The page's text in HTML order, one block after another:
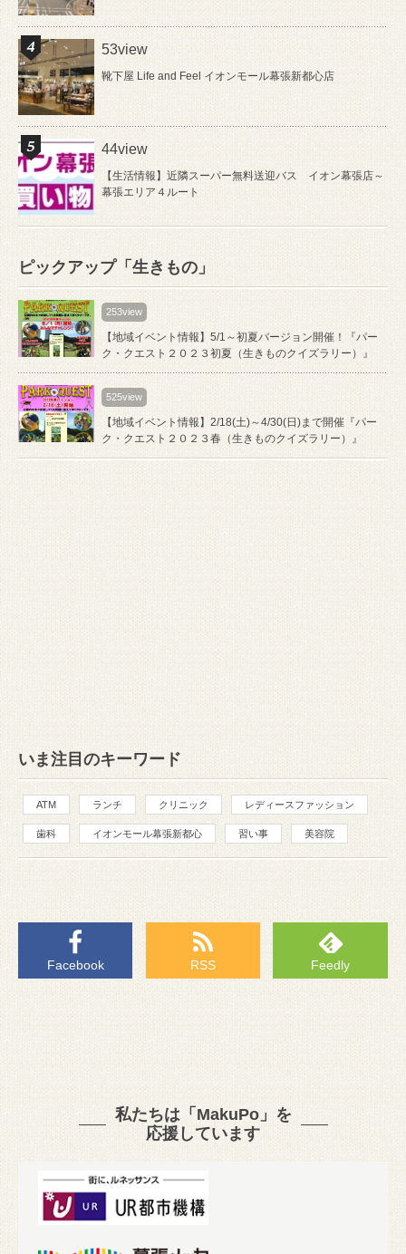
53view
靴下屋 Life and Feel イオンモール幕張新都心店
44view
【生活情報】近隣スーパー無料送迎バス イオン幕張店～
幕張エリア４ルート
ピックアップ「生きもの」
253view
【地域イベント情報】5/1～初夏バージョン開催！『パー
ク・クエスト２０２３初夏（生きものクイズラリー）』
525view
【地域イベント情報】2/18(土)～4/30(日)まで開催『パー
ク・クエスト２０２３春（生きものクイズラリー）』
いま注目のキーワード
ATM ランチ クリニック レディースファッション
歯科 イオンモール幕張新都心 習い事 美容院
Facebook RSS Feedly
私たちは「MakuPo」を
応援しています